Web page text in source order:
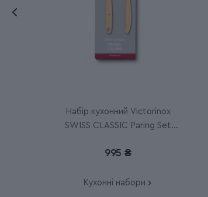
Набір кухонний Victorinox
SWISS CLASSIC Paring Set
995 ₴
Кухонні набори